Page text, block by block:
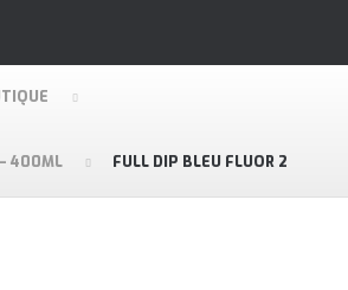
400ML FULL DIP BLEU FLUOR 2